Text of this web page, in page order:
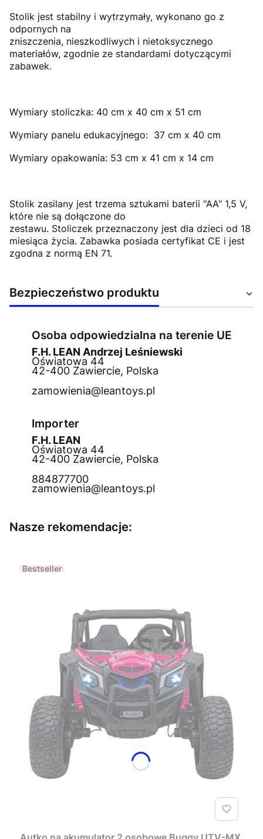
Stolik jest stabilny i wytrzymały, wykonano go z
odpornych na
zniszczenia, nieszkodliwych i nietoksycznego
materiałów, zgodnie ze standardami dotyczącymi
zabawek.
Wymiary stoliczka: 40 cm x 40 cm x 51 cm
Wymiary panelu edukacyjnego: 37 cm x 40 cm
Wymiary opakowania: 53 cm x 41 cm x 14 cm
Stolik zasilany jest trzema sztukami baterii "AA" 1,5 V,
które nie są dołączone do
zestawu. Stoliczek przeznaczony jest dla dzieci od 18
miesiąca życia. Zabawka posiada certyfikat CE i jest
zgodna z normą EN 71.
Bezpieczeństwo produktu
Osoba odpowiedzialna na terenie UE
F.H. LEAN Andrzej Leśniewski
Oświatowa 44
42-400 Zawiercie, Polska
zamowienia@leantoys.pl
Importer
F.H. LEAN
Oświatowa 44
42-400 Zawiercie, Polska
884877700
zamowienia@leantoys.pl
Nasze rekomendacje:
Bestseller